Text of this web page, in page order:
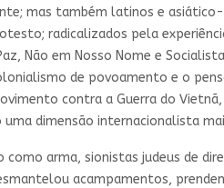
mas também latinos e
radicalizados pela
Não em Nosso Nome e
de povoamento e o
contra a Guerra do
dimensão internacionalista
arma, sionistas judeus de
acampamentos,